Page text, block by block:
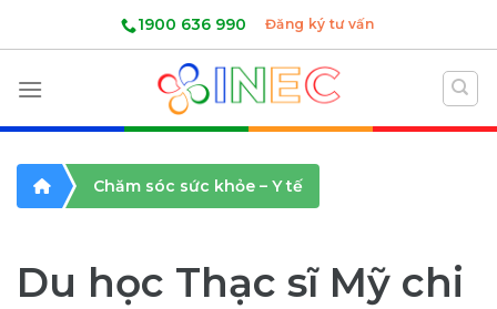
1900 636 990 Đăng ký tư vấn
Chăm sóc sức khỏe – Y tế
Du học Thạc sĩ Mỹ chi